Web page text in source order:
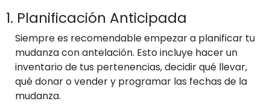
1. Planificación Anticipada
Siempre es recomendable empezar a planificar tu
mudanza con antelación. Esto incluye hacer un
inventario de tus pertenencias, decidir qué llevar,
qué donar o vender y programar las fechas de la
mudanza.